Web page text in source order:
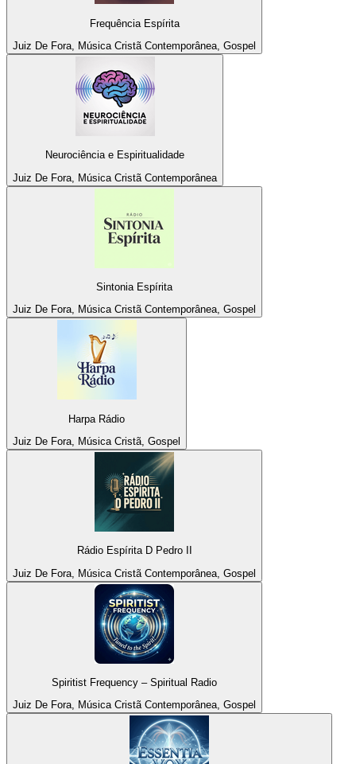
Frequência Espírita
Juiz De Fora, Música Cristã Contemporânea, Gospel
Neurociência e Espiritualidade
Juiz De Fora, Música Cristã Contemporânea
Sintonia Espírita
Juiz De Fora, Música Cristã Contemporânea, Gospel
Harpa Rádio
Juiz De Fora, Música Cristã, Gospel
Rádio Espírita D Pedro II
Juiz De Fora, Música Cristã Contemporânea, Gospel
Spiritist Frequency – Spiritual Radio
Juiz De Fora, Música Cristã Contemporânea, Gospel